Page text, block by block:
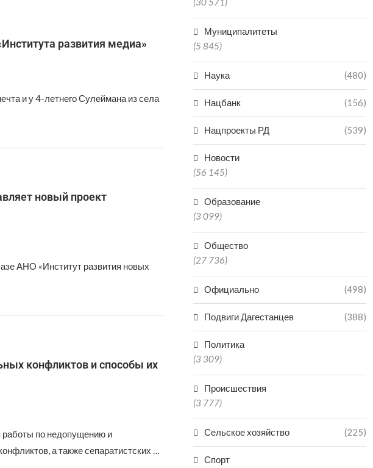
развития медиа»
и у 4-летнего Сулеймана из села
новый проект
АНО «Институт развития новых
конфликтов и способы их
по недопущению и
а также сепаратистских …
Муниципалитеты
(5 845)
Наука (480)
Нацбанк (156)
Нацпроекты РД (539)
Новости
(56 145)
Образование
(3 099)
Общество
(27 736)
Официально (498)
Подвиги Дагестанцев (388)
Политика
(3 309)
Происшествия
(3 777)
Сельское хозяйство (225)
Спорт